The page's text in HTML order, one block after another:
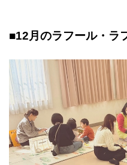
■12月のラフール・ラ